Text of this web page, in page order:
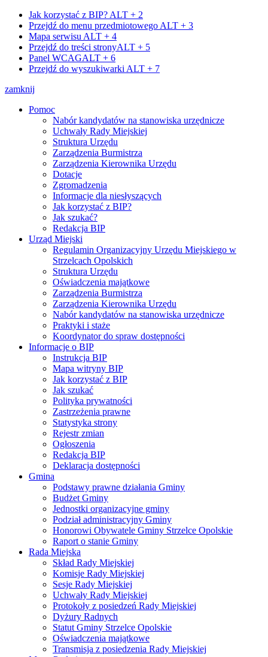
Jak korzystać z BIP? ALT + 2
Przejdź do menu przedmiotowego ALT + 3
Mapa serwisu ALT + 4
Przejdź do treści stronyALT + 5
Panel WCAGALT + 6
Przejdź do wyszukiwarki ALT + 7
zamknij
Pomoc
Nabór kandydatów na stanowiska urzędnicze
Uchwały Rady Miejskiej
Struktura Urzędu
Zarządzenia Burmistrza
Zarządzenia Kierownika Urzędu
Dotacje
Zgromadzenia
Informacje dla niesłyszących
Jak korzystać z BIP?
Jak szukać?
Redakcja BIP
Urząd Miejski
Regulamin Organizacyjny Urzędu Miejskiego w
Strzelcach Opolskich
Struktura Urzędu
Oświadczenia majątkowe
Zarządzenia Burmistrza
Zarządzenia Kierownika Urzędu
Nabór kandydatów na stanowiska urzędnicze
Praktyki i staże
Koordynator do spraw dostępności
Informacje o BIP
Instrukcja BIP
Mapa witryny BIP
Jak korzystać z BIP
Jak szukać
Polityka prywatności
Zastrzeżenia prawne
Statystyka strony
Rejestr zmian
Ogłoszenia
Redakcja BIP
Deklaracja dostępności
Gmina
Podstawy prawne działania Gminy
Budżet Gminy
Jednostki organizacyjne gminy
Podział administracyjny Gminy
Honorowi Obywatele Gminy Strzelce Opolskie
Raport o stanie Gminy
Rada Miejska
Skład Rady Miejskiej
Komisje Rady Miejskiej
Sesje Rady Miejskiej
Uchwały Rady Miejskiej
Protokoły z posiedzeń Rady Miejskiej
Dyżury Radnych
Statut Gminy Strzelce Opolskie
Oświadczenia majątkowe
Transmisja z posiedzenia Rady Miejskiej